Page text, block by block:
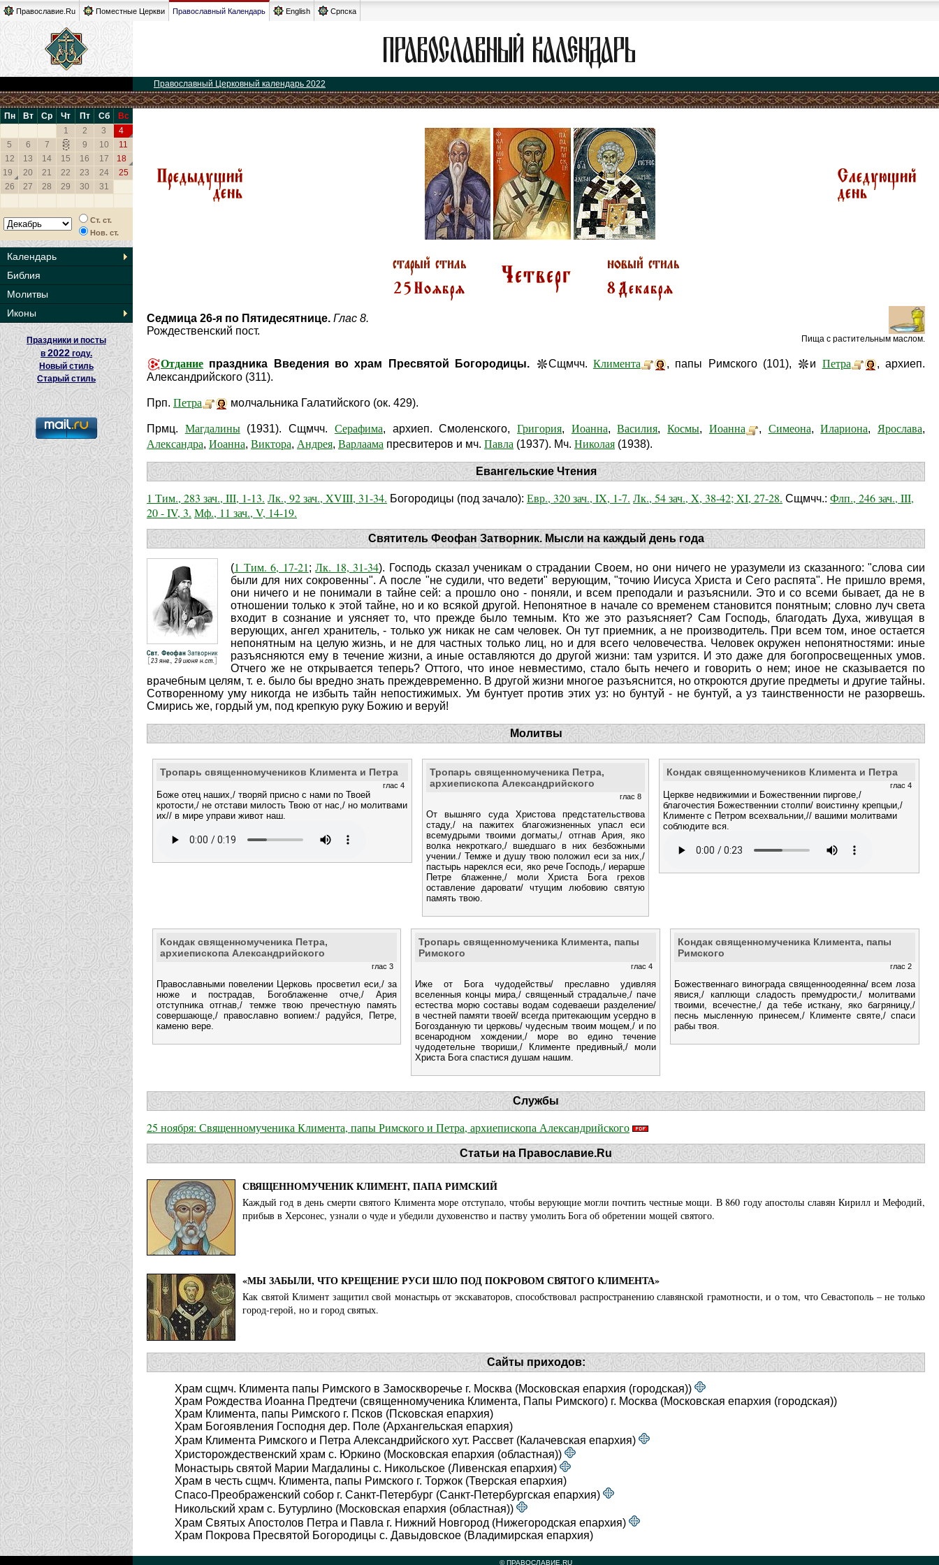
Православие.Ru Поместные Церкви Православный Календарь English Српска
Православный Церковный календарь 2022
Пн Вт Ср Чт Пт Сб
Вс
1
2 3
4
5
6 7 8 9 10
11
12
13 14 15 16 17
18
19
20 21 22 23 24
25
26
27 28 29 30 31
Ст. ст.
Нов. ст.
Календарь
Библия
Молитвы
Иконы
Праздники и посты
в2022 году.
Новый стиль
Старый стиль
Седмица 26-я по Пятидесятнице. Глас 8.
Рождественский пост.
Пища с растительным маслом.
Отдание праздника Введения во храм Пресвятой Богородицы. Сщмчч. Климента , папы Римского (101), и Петра
, архиеп.
Александрийского (311).
Прп. Петра молчальника Галатийского (ок. 429).
Прмц. Магдалины(1931). Сщмчч. Серафима, архиеп. Смоленского,Григория, Иоанна,Василия,Космы, Иоанна , Симеона,Илариона,Ярослава,
Александра, Иоанна, Виктора, Андрея, Варлаама пресвитеров и мч. Павла (1937). Мч. Николая (1938).
Евангельские Чтения
1 Тим., 283 зач., III, 1-13. Лк., 92 зач., XVIII, 31-34. Богородицы (под зачало): Евр., 320 зач., IX, 1-7. Лк., 54 зач., X, 38-42; XI, 27-28. Сщмчч.: Флп., 246 зач., III,
20 - IV, 3. Мф., 11 зач., V, 14-19.
Святитель Феофан Затворник. Мысли на каждый день года
(1 Тим. 6, 17-21;Лк. 18, 31-34). Господь сказал ученикам о страдании Своем, но они ничего не уразумели из сказанного: "слова сии
были для них сокровенны". А после "не судили, что ведети" верующим, "точию Иисуса Христа и Сего распята". Не пришло время,
они ничего и не понимали в тайне сей: а прошло оно - поняли, и всем преподали и разъяснили. Это и со всеми бывает, да не в
отношении только к этой тайне, но и ко всякой другой. Непонятное в начале со временем становится понятным; словно луч света
входит в сознание и уясняет то, что прежде было темным. Кто же это разъясняет? Сам Господь, благодать Духа, живущая в
верующих, ангел хранитель, - только уж никак не сам человек. Он тут приемник, а не производитель. При всем том, иное остается
непонятным на целую жизнь, и не для частных только лиц, но и для всего человечества. Человек окружен непонятностями: иные
разъясняются ему в течение жизни, а иные оставляются до другой жизни: там узрится. И это даже для богопросвещенных умов.
Отчего же не открывается теперь? Оттого, что иное невместимо, стало быть нечего и говорить о нем; иное не сказывается по
врачебным целям, т. е. было бы вредно знать преждевременно. В другой жизни многое разъяснится, но откроются другие предметы и другие тайны.
Сотворенному уму никогда не избыть тайн непостижимых. Ум бунтует против этих уз: но бунтуй - не бунтуй, а уз таинственности не разорвешь.
Смирись же, гордый ум, под крепкую руку Божию и веруй!
Молитвы
Тропарь священномучеников Климента и Петра
глас 4
Боже отец наших,/ творяй присно с нами по Твоей
кротости,/ не отстави милость Твою от нас,/ но молитвами
их// в мире управи живот наш.
Тропарь священномученика Петра,
архиепископа Александрийского
глас 8
От вышняго суда Христова предстательствова
стаду,/ на пажитех благожизненных упасл еси
всемудрыми твоими догматы,/ отгнав Ария, яко
волка некроткаго,/ вшедшаго в них безбожными
учении./ Темже и душу твою положил еси за них,/
пастырь нареклся еси, яко рече Господь,/ иерарше
Петре блаженне,/ моли Христа Бога грехов
оставление даровати/ чтущим любовию святую
память твою.
Кондак священномучеников Климента и Петра
глас 4
Церкве недвижимии и Божественнии пиргове,/
благочестия Божественнии столпи/ воистинну крепцыи,/
Клименте с Петром всехвальнии,// вашими молитвами
соблюдите вся.
Кондак священномученика Петра,
архиепископа Александрийского
глас 3
Православными повелении Церковь просветил еси,/ за
нюже и пострадав, Богоблаженне отче,/ Ария
отступника отгнав,/ темже твою пречестную память
совершающе,/ православно вопием:/ радуйся, Петре,
каменю вере.
Тропарь священномученика Климента, папы
Римского
глас 4
Иже от Бога чудодействы/ преславно удивляя
вселенныя концы мира,/ священный страдальче,/ паче
естества морю составы водам содеваеши разделение/
в честней памяти твоей/ всегда притекающим усердно в
Богозданную ти церковь/ чудесным твоим мощем,/ и по
всенародном хождении,/ море во едино течение
чудодетельне твориши,/ Клименте предивный,/ моли
Христа Бога спастися душам нашим.
Кондак священномученика Климента, папы
Римского
глас 2
Божественнаго винограда священноодеянна/ всем лоза
явися,/ каплющи сладость премудрости,/ молитвами
твоими, всечестне,/ да тебе исткану, яко багряницу,/
песнь мысленную принесем,/ Клименте святе,/ спаси
рабы твоя.
Службы
25 ноября: Священномученика Климента, папы Римского и Петра, архиепископа Александрийского
Статьи на Православие.Ru
СВЯЩЕННОМУЧЕНИК КЛИМЕНТ, ПАПА РИМСКИЙ
Каждый год в день смерти святого Климента море отступало, чтобы верующие могли почтить честные мощи. В 860 году апостолы славян Кирилл и Мефодий,
прибыв в Херсонес, узнали о чуде и убедили духовенство и паству умолить Бога об обретении мощей святого.
«МЫ ЗАБЫЛИ, ЧТО КРЕЩЕНИЕ РУСИ ШЛО ПОД ПОКРОВОМ СВЯТОГО КЛИМЕНТА»
Как святой Климент защитил свой монастырь от экскаваторов, способствовал распространению славянской грамотности, и о том, что Севастополь – не только
город-герой, но и город святых.
Сайты приходов:
Храм сщмч. Климента папы Римского в Замоскворечье г. Москва (Московская епархия (городская))
Храм Рождества Иоанна Предтечи (священномученика Климента, Папы Римского) г. Москва (Московская епархия (городская))
Храм Климента, папы Римского г. Псков (Псковская епархия)
Храм Богоявления Господня дер. Поле (Архангельская епархия)
Храм Климента Римского и Петра Александрийского хут. Рассвет (Калачевская епархия)
Христорождественский храм c. Юркино (Московская епархия (областная))
Монастырь святой Марии Магдалины с. Никольское (Ливенская епархия)
Храм в честь сщмч. Климента, папы Римского г. Торжок (Тверская епархия)
Спасо-Преображенский собор г. Санкт-Петербург (Санкт-Петербургская епархия)
Никольский храм с. Бутурлино (Московская епархия (областная))
Храм Святых Апостолов Петра и Павла г. Нижний Новгород (Нижегородская епархия)
Храм Покрова Пресвятой Богородицы с. Давыдовское (Владимирская епархия)
© ПРАВОСЛАВИЕ.RU